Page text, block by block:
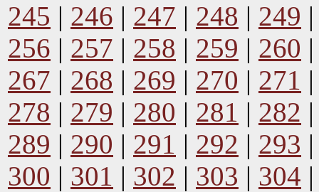
245 | 246 | 247 | 248 | 249
256 | 257 | 258 | 259 | 260
267 | 268 | 269 | 270 | 271
278 | 279 | 280 | 281 | 282
289 | 290 | 291 | 292 | 293
300 | 301 | 302 | 303 | 304